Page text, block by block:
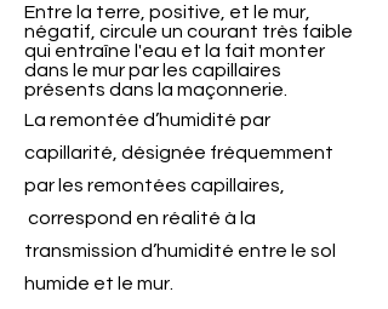
Entre la terre, positive, et le mur,
négatif, circule un courant très faible
qui entraîne l'eau et la fait monter
dans le mur par les capillaires
présents dans la maçonnerie.
La remontée d’humidité par
capillarité, désignée fréquemment
par les remontées capillaires,
correspond en réalité à la
transmission d’humidité entre le sol
humide et le mur.